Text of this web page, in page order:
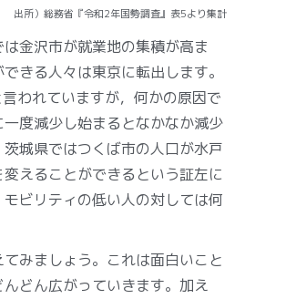
出所）総務省『令和2年国勢調査』表5より集計
金沢市が就業地の集積が高ま
きる人々は東京に転出します。
われていますが，何かの原因で
度減少し始まるとなかなか減少
城県ではつくば市の人口が水戸
えることができるという証左に
ビリティの低い人の対しては何
みましょう。これは面白いこと
どん広がっていきます。加え